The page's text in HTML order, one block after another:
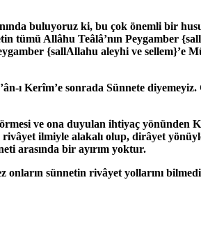
buluyoruz ki, bu çok önemli bir
tümü Allâhu Teâlâ’nın Peygamber
{sallAllahu aleyhi ve sellem}’e
ı Kerîm’e sonrada Sünnete
ve ona duyulan ihtiyaç yönünden
ilmiyle alakalı olup, dirâyet
arasında bir ayırım yoktur.
onların sünnetin rivâyet yollarını